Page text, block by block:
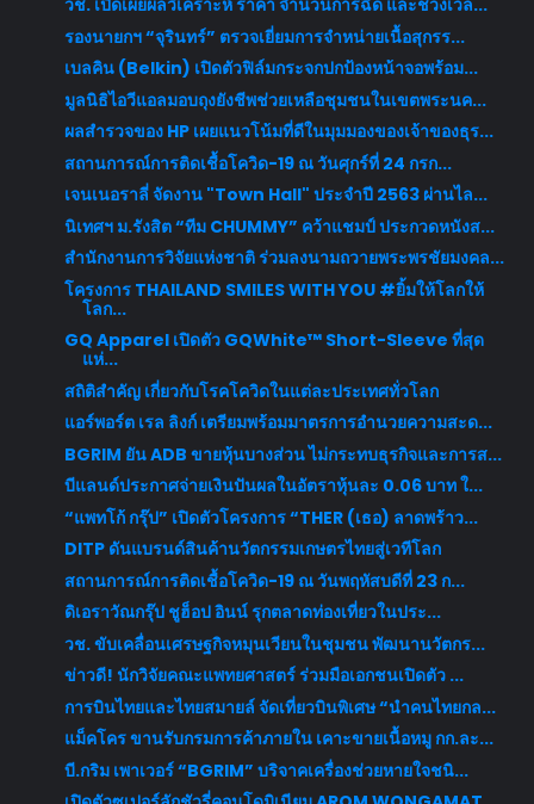
วช. เปิดเผยผลวิเคราะห์ ราคา จำนวนการฉีด และช่วงเวล...
รองนายกฯ “จุรินทร์” ตรวจเยี่ยมการจำหน่ายเนื้อสุกรร...
เบลคิน (Belkin) เปิดตัวฟิล์มกระจกปกป้องหน้าจอพร้อม...
มูลนิธิไอวีแอลมอบถุงยังชีพช่วยเหลือชุมชนในเขตพระนค...
ผลสำรวจของ HP เผยแนวโน้มที่ดีในมุมมองของเจ้าของธุร...
สถานการณ์การติดเชื้อโควิด-19 ณ วันศุกร์ที่ 24 กรก...
เจนเนอราลี่ จัดงาน "Town Hall" ประจำปี 2563 ผ่านไล...
นิเทศฯ ม.รังสิต “ทีม CHUMMY” คว้าแชมป์ ประกวดหนังส...
สำนักงานการวิจัยแห่งชาติ ร่วมลงนามถวายพระพรชัยมงคล...
โครงการ THAILAND SMILES WITH YOU #ยิ้มให้โลกให้
โลก...
GQ Apparel เปิดตัว GQWhite™ Short-Sleeve ที่สุด
แห่...
สถิติสำคัญ เกี่ยวกับโรคโควิดในแต่ละประเทศทั่วโลก
แอร์พอร์ต เรล ลิงก์ เตรียมพร้อมมาตรการอำนวยความสะด...
BGRIM ยัน ADB ขายหุ้นบางส่วน ไม่กระทบธุรกิจและการส...
บีแลนด์ประกาศจ่ายเงินปันผลในอัตราหุ้นละ 0.06 บาท ใ...
“แพทโก้ กรุ๊ป” เปิดตัวโครงการ “THER (เธอ) ลาดพร้าว...
DITP ดันแบรนด์สินค้านวัตกรรมเกษตรไทยสู่เวทีโลก
สถานการณ์การติดเชื้อโควิด-19 ณ วันพฤหัสบดีที่ 23 ก...
ดิเอราวัณกรุ๊ป ชูฮ็อป อินน์ รุกตลาดท่องเที่ยวในประ...
วช. ขับเคลื่อนเศรษฐกิจหมุนเวียนในชุมชน พัฒนานวัตกร...
ข่าวดี! นักวิจัยคณะแพทยศาสตร์ ร่วมมือเอกชนเปิดตัว ...
การบินไทยและไทยสมายล์ จัดเที่ยวบินพิเศษ “นำคนไทยกล...
แม็คโคร ขานรับกรมการค้าภายใน เคาะขายเนื้อหมู กก.ละ...
บี.กริม เพาเวอร์ “BGRIM” บริจาคเครื่องช่วยหายใจชนิ...